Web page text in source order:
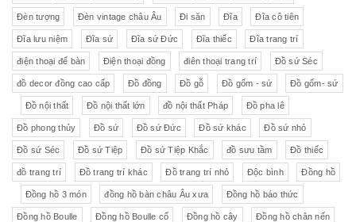
Đèn tượng Đèn vintage châu Âu Đi săn Đĩa Đĩa cô tiên
Đĩa lưu niệm Đĩa sứ Đĩa sứ Đức Đĩa thiếc Đĩa trang trí
điện thoại để bàn Điện thoại đồng điên thoại trang trí Đồ sứ Séc
đồ decor đồng cao cấp Đồ đồng Đồ gỗ Đồ gốm - sứ Đồ gốm- sứ
Đồ nội thất Đồ nội thất lớn đồ nội thất Pháp Đồ pha lê
Đồ phong thủy Đồ sứ Đồ sứ Đức Đồ sứ khác Đồ sứ nhỏ
Đồ sứ Séc Đồ sứ Tiệp Đồ sứ Tiệp Khắc đồ sưu tầm Đồ thiếc
đồ trang trí Đồ trang trí khác Đồ trang trí nhỏ Độc bình Đồng hồ
Đồng hồ 3 món đồng hồ bàn châu Âu xưa Đồng hồ báo thức
Đồng hồ Boulle Đồng hồ Boulle cổ Đồng hồ cây Đồng hồ chân nến